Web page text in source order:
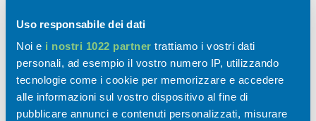
Uso responsabile dei dati
Noi e i nostri 1022 partner trattiamo i vostri dati
personali, ad esempio il vostro numero IP, utilizzando
tecnologie come i cookie per memorizzare e accedere
alle informazioni sul vostro dispositivo al fine di
pubblicare annunci e contenuti personalizzati, misurare
Attività